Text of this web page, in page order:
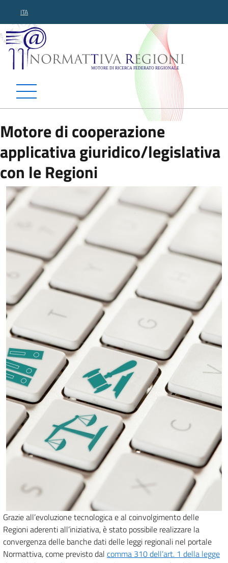
ITA
Normattiva Regioni -
Motore di cooperazione
applicativa giuridico/legislativa
con le Regioni
Grazie all’evoluzione tecnologica e al coinvolgimento delle
Regioni aderenti all’iniziativa, è stato possibile realizzare la
convergenza delle banche dati delle leggi regionali nel portale
Normattiva, come previsto dal comma 310 dell’art. 1 della legge